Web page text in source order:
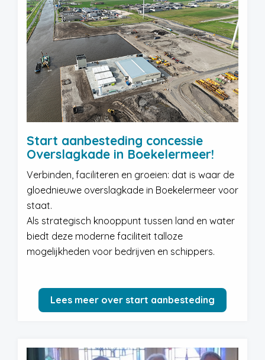
Start aanbesteding concessie
Overslagkade in Boekelermeer!
Verbinden, faciliteren en groeien: dat is waar de
gloednieuwe overslagkade in Boekelermeer voor
staat.
Als strategisch knooppunt tussen land en water
biedt deze moderne faciliteit talloze
mogelijkheden voor bedrijven en schippers.
Lees meer over start aanbesteding